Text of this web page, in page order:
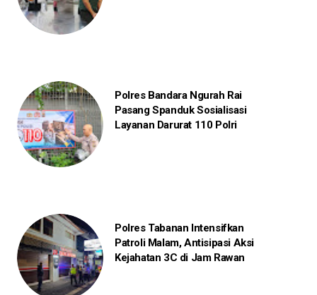
Polres Bandara Ngurah Rai
Pasang Spanduk Sosialisasi
Layanan Darurat 110 Polri
Polres Tabanan Intensifkan
Patroli Malam, Antisipasi Aksi
Kejahatan 3C di Jam Rawan